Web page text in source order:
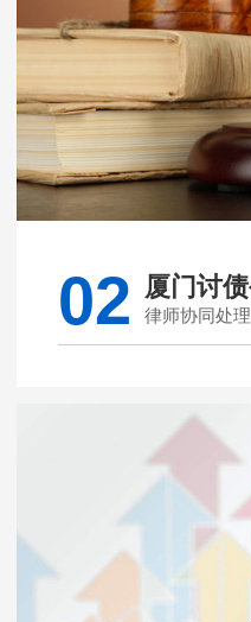
02 厦门讨
律师协同处